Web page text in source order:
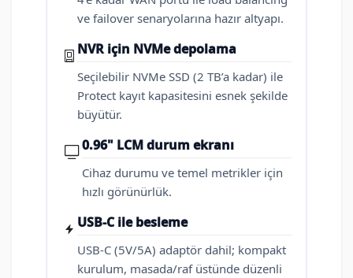
ve failover senaryolarına hazır altyapı.
NVR için NVMe depolama
Seçilebilir NVMe SSD (2 TB’a kadar) ile
Protect kayıt kapasitesini esnek şekilde
büyütür.
0.96" LCM durum ekranı
Cihaz durumu ve temel metrikler için
hızlı görünürlük.
USB-C ile besleme
USB-C (5V/5A) adaptör dahil; kompakt
kurulum, masada/raf üstünde düzenli